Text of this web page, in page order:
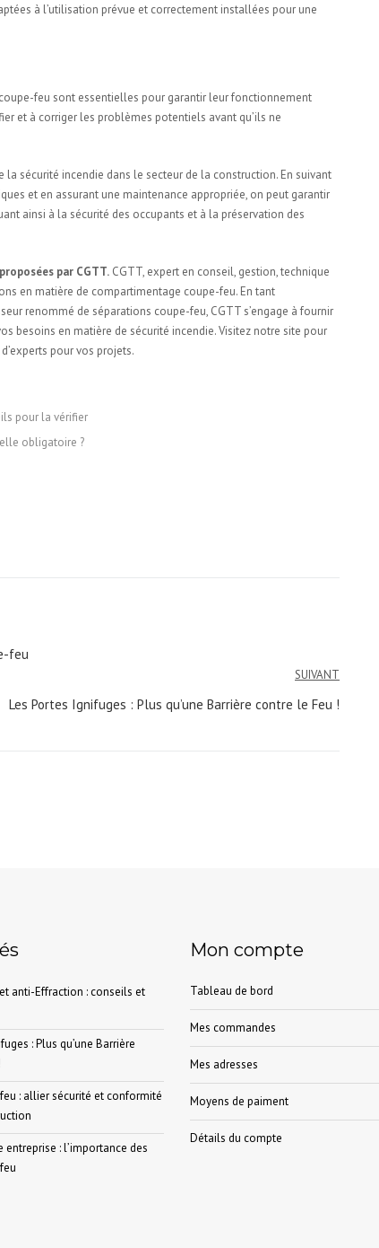
à l’utilisation prévue et correctement installées pour une
feu sont essentielles pour garantir leur fonctionnement
et à corriger les problèmes potentiels avant qu’ils ne
sécurité incendie dans le secteur de la construction. En suivant
et en assurant une maintenance appropriée, on peut garantir
ainsi à la sécurité des occupants et à la préservation des
par CGTT. CGTT, expert en conseil, gestion, technique
en matière de compartimentage coupe-feu. En tant
renommé de séparations coupe-feu, CGTT s’engage à fournir
besoins en matière de sécurité incendie. Visitez notre site pour
pour vos projets.
pour la vérifier
obligatoire ?
feu
SUIVANT
Les Portes Ignifuges : Plus qu’une Barrière contre le Feu !
anti-Effraction : conseils et
: Plus qu’une Barrière
: allier sécurité et conformité
entreprise : l’importance des
Mon compte
Tableau de bord
Mes commandes
Mes adresses
Moyens de paiment
Détails du compte